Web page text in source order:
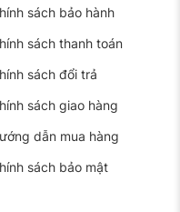
NAT Center
Sự Khác Biệt
185/55R16 tại
NAT chia sẻ:
chiếc Jazz của mình,
tôi thấy rõ sự khác
Đặc biệt là khả
sách bảo hành
sách thanh toán
sách đổi trả
sách giao hàng
dẫn mua hàng
sách bảo mật